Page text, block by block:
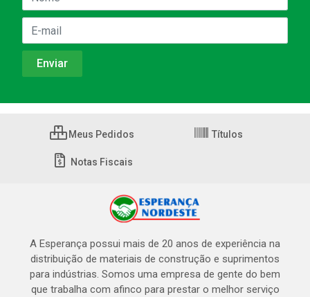
Meus Pedidos Títulos
Notas Fiscais
A Esperança possui mais de 20 anos de experiência na
distribuição de materiais de construção e suprimentos
para indústrias. Somos uma empresa de gente do bem
que trabalha com afinco para prestar o melhor serviço